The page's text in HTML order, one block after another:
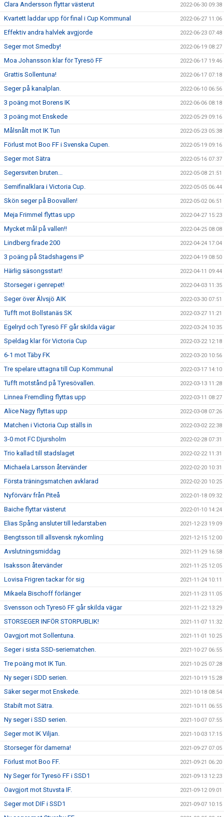
Clara Andersson flyttar västerut 2022-06-30 09:38
Kvartett laddar upp för final i Cup Kommunal 2022-06-27 11:06
Effektiv andra halvlek avgjorde 2022-06-23 07:48
Seger mot Smedby! 2022-06-19 08:27
Moa Johansson klar för Tyresö FF 2022-06-17 19:46
Grattis Sollentuna! 2022-06-17 07:18
Seger på kanalplan. 2022-06-10 06:56
3 poäng mot Borens IK 2022-06-06 08:18
3 poäng mot Enskede 2022-05-29 09:16
Målsnålt mot IK Tun 2022-05-23 05:38
Förlust mot Boo FF i Svenska Cupen. 2022-05-19 09:16
Seger mot Sätra 2022-05-16 07:37
Segersviten bruten... 2022-05-08 21:51
Semifinalklara i Victoria Cup. 2022-05-05 06:44
Skön seger på Boovallen! 2022-05-02 06:51
Meja Frimmel flyttas upp 2022-04-27 15:23
Mycket mål på vallen!! 2022-04-25 08:08
Lindberg firade 200 2022-04-24 17:04
3 poäng på Stadshagens IP 2022-04-19 08:50
Härlig säsongsstart! 2022-04-11 09:44
Storseger i genrepet! 2022-04-03 11:35
Seger över Älvsjö AIK 2022-03-30 07:51
Tufft mot Bollstanäs SK 2022-03-27 11:21
Egelryd och Tyresö FF går skilda vägar 2022-03-24 10:35
Speldag klar för Victoria Cup 2022-03-22 12:18
6-1 mot Täby FK 2022-03-20 10:56
Tre spelare uttagna till Cup Kommunal 2022-03-17 14:10
Tufft motstånd på Tyresövallen. 2022-03-13 11:28
Linnea Fremdling flyttas upp 2022-03-11 08:27
Alice Nagy flyttas upp 2022-03-08 07:26
Matchen i Victoria Cup ställs in 2022-03-02 22:38
3-0 mot FC Djursholm 2022-02-28 07:31
Trio kallad till stadslaget 2022-02-22 11:31
Michaela Larsson återvänder 2022-02-20 10:31
Första träningsmatchen avklarad 2022-02-20 10:25
Nyförvärv från Piteå 2022-01-18 09:32
Baiche flyttar västerut 2022-01-10 14:24
Elias Spång ansluter till ledarstaben 2021-12-23 19:09
Bengtsson till allsvensk nykomling 2021-12-15 12:00
Avslutningsmiddag 2021-11-29 16:58
Isaksson återvänder 2021-11-25 12:05
Lovisa Frigren tackar för sig 2021-11-24 10:11
Mikaela Bischoff förlänger 2021-11-23 11:05
Svensson och Tyresö FF går skilda vägar 2021-11-22 13:29
STORSEGER INFÖR STORPUBLIK! 2021-11-07 11:32
Oavgjort mot Sollentuna. 2021-11-01 10:25
Seger i sista SSD-seriematchen. 2021-10-27 06:55
Tre poäng mot IK Tun. 2021-10-25 07:28
Ny seger i SDD serien. 2021-10-19 15:28
Säker seger mot Enskede. 2021-10-18 08:54
Stabilt mot Sätra. 2021-10-11 06:55
Ny seger i SSD serien. 2021-10-07 07:55
Seger mot IK Viljan. 2021-10-03 17:15
Storseger för damerna! 2021-09-27 07:05
Förlust mot Boo FF. 2021-09-21 06:20
Ny Seger för Tyresö FF i SSD1 2021-09-13 12:23
Oavgjort mot Stuvsta IF. 2021-09-12 09:01
Seger mot DIF i SSD1 2021-09-07 10:15